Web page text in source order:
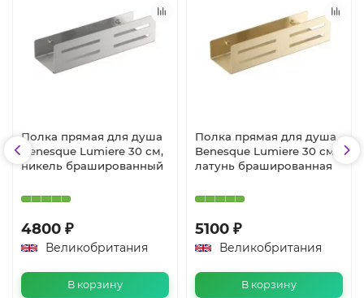
Полка прямая для душа
Benesque Lumiere 30 см,
никель брашированный
4800 ₽
Великобритания
В корзину
Полка прямая для душа
Benesque Lumiere 30 см,
латунь брашированная
5100 ₽
Великобритания
В корзину